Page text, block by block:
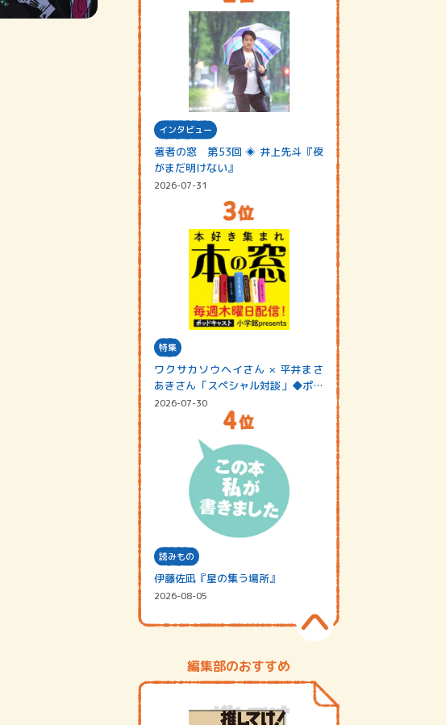
インタビュー
著者の窓 第53回 ◈ 井上先斗『夜
がまだ明けない』
2026-07-31
特集
ワクサカソウヘイさん × 平井まさ
あきさん「スペシャル対談」◆ポッ
ドキャスト…
2026-07-30
読みもの
伊藤佐凪『星の集う場所』
2026-08-05
編集部のおすすめ